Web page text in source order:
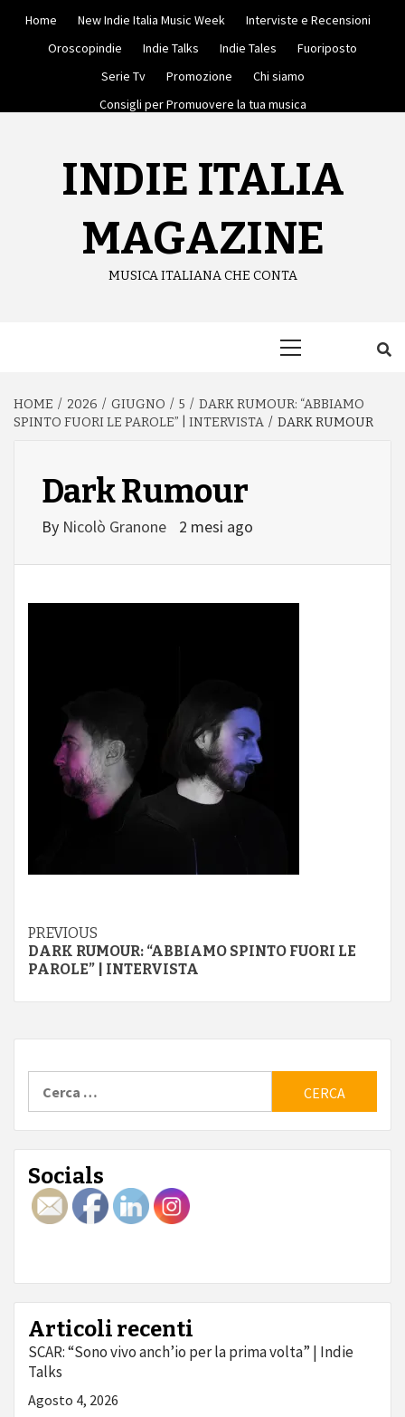
content
Home New Indie Italia Music Week
Interviste e Recensioni
Oroscopindie
Indie Talks Indie Tales
Fuoriposto
Serie Tv
Promozione
Chi siamo
Consigli per Promuovere la tua musica
INDIE ITALIA
MAGAZINE
MUSICA ITALIANA CHE CONTA
HOME 2026 GIUGNO 5
DARK RUMOUR: “ABBIAMO
SPINTO FUORI LE PAROLE” | INTERVISTA
DARK RUMOUR
Dark Rumour
By Nicolò Granone 2 mesi ago
Continue
Reading
PREVIOUS
DARK RUMOUR: “ABBIAMO SPINTO FUORI LE
PAROLE” | INTERVISTA
per:
Socials
Articoli recenti
SCAR: “Sono vivo anch’io per la prima volta” | Indie
Talks
Agosto 4, 2026